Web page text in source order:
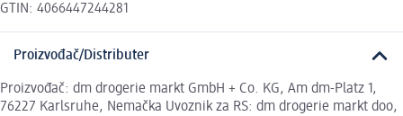
GTIN: 4066447244281
Proizvođač/Distributer
Proizvođač: dm drogerie markt GmbH + Co. KG, Am dm-Platz 1,
76227 Karlsruhe, Nemačka Uvoznik za RS: dm drogerie markt doo,